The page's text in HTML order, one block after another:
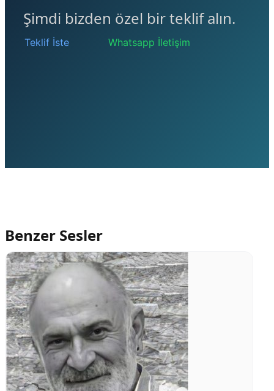
Şimdi bizden özel bir teklif alın.
Teklif İste Whatsapp İletişim
Benzer Sesler